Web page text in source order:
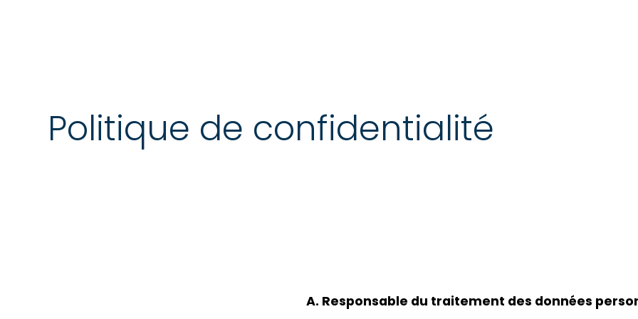
Politique de confidentialité
A. Responsable du traitement des données